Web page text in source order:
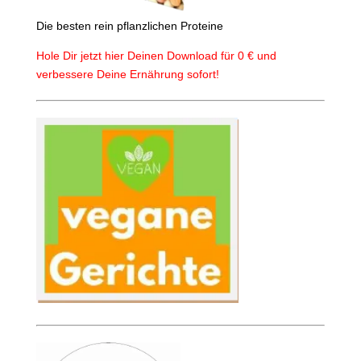
Die besten rein pflanzlichen Proteine
Hole Dir jetzt hier Deinen Download für 0 € und
verbessere Deine Ernährung sofort!